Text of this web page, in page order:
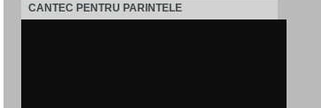
CANTEC PENTRU PARINTELE